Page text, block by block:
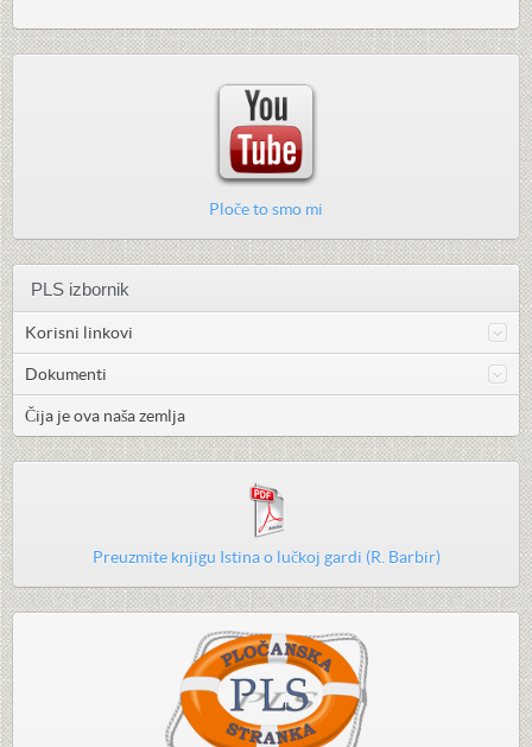
Ploče to smo mi
PLS izbornik
Korisni linkovi
Dokumenti
Čija je ova naša zemlja
Preuzmite knjigu Istina o lučkoj gardi (R. Barbir)